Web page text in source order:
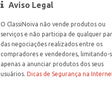
Aviso Legal
O ClassiNoiva não vende produtos ou
serviços e não participa de qualquer
das negociações realizados entre os
compradores e vendedores, limitando-
apenas a anunciar produtos dos seus
usuários. Dicas de Segurança na